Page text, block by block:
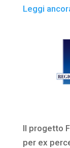
Leggi
Il progetto
per ex